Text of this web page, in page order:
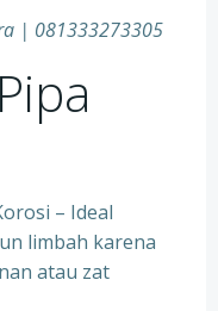
| 081333273305
– Ideal
limbah karena
atau zat